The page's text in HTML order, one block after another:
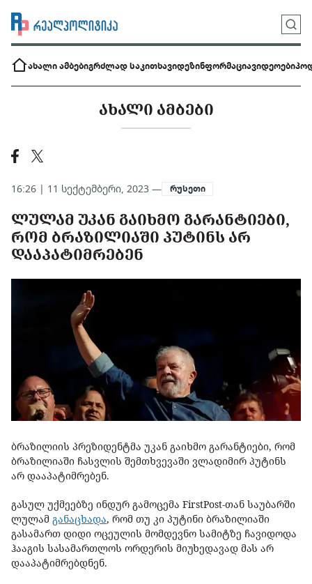
ახალი ამბებიგრძლად საკითხავიდეზინფორმაციავიდეოები
ᲐᲮᲐᲚᲘ ᲐᲛᲑᲔᲑᲘ
16:26 | 11 სექტემბერი, 2023 — რუსეთი
ᲚᲣᲚᲐᲛ ᲣᲙᲐᲜ ᲒᲐᲘᲮᲛᲝ ᲒᲐᲠᲐᲜᲢᲘᲔᲑᲘ,
ᲠᲝᲛ ᲑᲠᲐᲖᲘᲚᲘᲐᲨᲘ ᲞᲣᲢᲘᲜᲡ ᲐᲠ
ᲓᲐᲐᲞᲐᲢᲘᲛᲠᲔᲑᲔᲜ
ბრაზილიის პრეზიდენტმა უკან გაიხმო გარანტიები, რომ
ბრაზილიაში ჩასვლის შემთხვევაში ვლადიმირ პუტინს
არ დააპატიმრებენ.
გასულ უქმეებზე ინდურ გამოცემა FirstPost-თან საუბარში
ლულამ განაცხადა, რომ თუ კი პუტინი ბრაზილიაში
გასამართ დიდი ოცეულის მომდევნო სამიტზე ჩავიდოდა
ჰააგის სასამართლოს ორდერის მიუხედავად მას არ
დააპატიმრებდნენ.